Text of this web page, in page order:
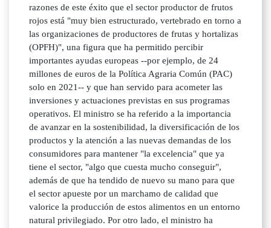
razones de este éxito que el sector productor de frutos
rojos está "muy bien estructurado, vertebrado en torno a
las organizaciones de productores de frutas y hortalizas
(OPFH)", una figura que ha permitido percibir
importantes ayudas europeas --por ejemplo, de 24
millones de euros de la Política Agraria Común (PAC)
solo en 2021-- y que han servido para acometer las
inversiones y actuaciones previstas en sus programas
operativos. El ministro se ha referido a la importancia
de avanzar en la sostenibilidad, la diversificación de los
productos y la atención a las nuevas demandas de los
consumidores para mantener "la excelencia" que ya
tiene el sector, "algo que cuesta mucho conseguir",
además de que ha tendido de nuevo su mano para que
el sector apueste por un marchamo de calidad que
valorice la producción de estos alimentos en un entorno
natural privilegiado. Por otro lado, el ministro ha